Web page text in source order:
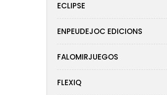
ECLIPSE
ENPEUDEJOC EDICIONS
FALOMIRJUEGOS
FLEXIQ